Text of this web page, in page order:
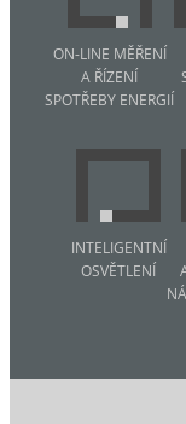
ON-LINE MĚŘENÍ
A ŘÍZENÍ
SPOTŘEBY ENERGIÍ
INTELIGENTNÍ
OSVĚTLENÍ